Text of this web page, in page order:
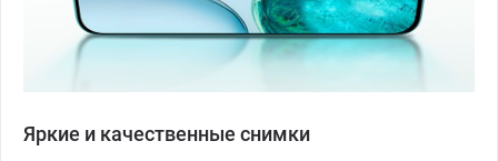
Яркие и качественные снимки